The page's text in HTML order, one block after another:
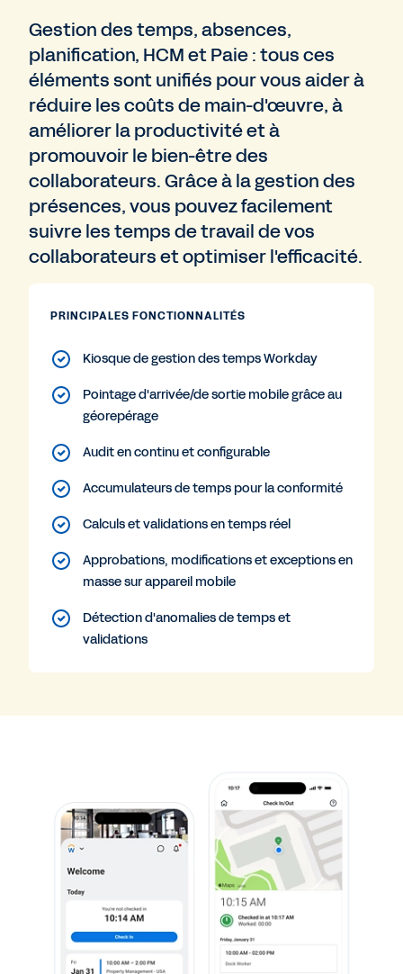
Gestion des temps, absences,
planification, HCM et Paie : tous ces
éléments sont unifiés pour vous aider à
réduire les coûts de main-d'œuvre, à
améliorer la productivité et à
promouvoir le bien-être des
collaborateurs. Grâce à la gestion des
présences, vous pouvez facilement
suivre les temps de travail de vos
collaborateurs et optimiser l'efficacité.
PRINCIPALES FONCTIONNALITÉS
Kiosque de gestion des temps Workday
Pointage d'arrivée/de sortie mobile grâce au
géorepérage
Audit en continu et configurable
Accumulateurs de temps pour la conformité
Calculs et validations en temps réel
Approbations, modifications et exceptions en
masse sur appareil mobile
Détection d'anomalies de temps et
validations